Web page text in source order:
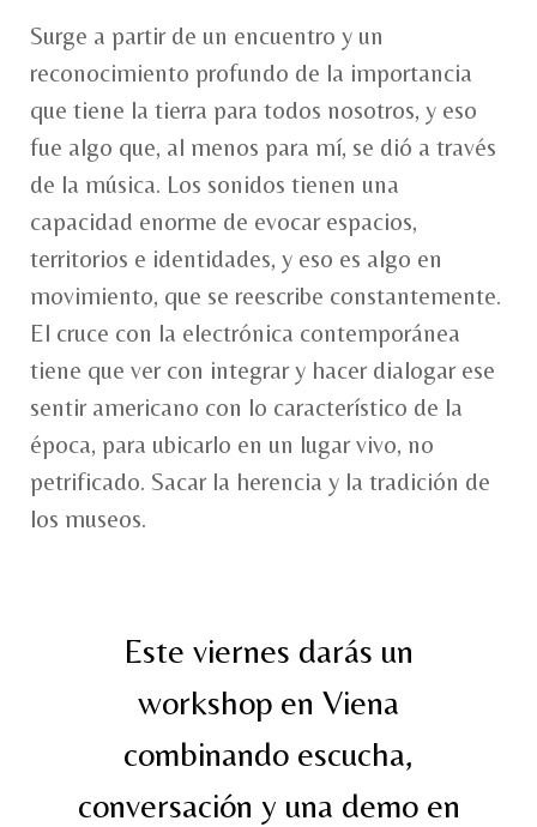
Surge a partir de un encuentro y un
reconocimiento profundo de la importancia
que tiene la tierra para todos nosotros, y eso
fue algo que, al menos para mí, se dió a través
de la música. Los sonidos tienen una
capacidad enorme de evocar espacios,
territorios e identidades, y eso es algo en
movimiento, que se reescribe constantemente.
El cruce con la electrónica contemporánea
tiene que ver con integrar y hacer dialogar ese
sentir americano con lo característico de la
época, para ubicarlo en un lugar vivo, no
petrificado. Sacar la herencia y la tradición de
los museos.
Este viernes darás un
workshop en Viena
combinando escucha,
conversación y una demo en